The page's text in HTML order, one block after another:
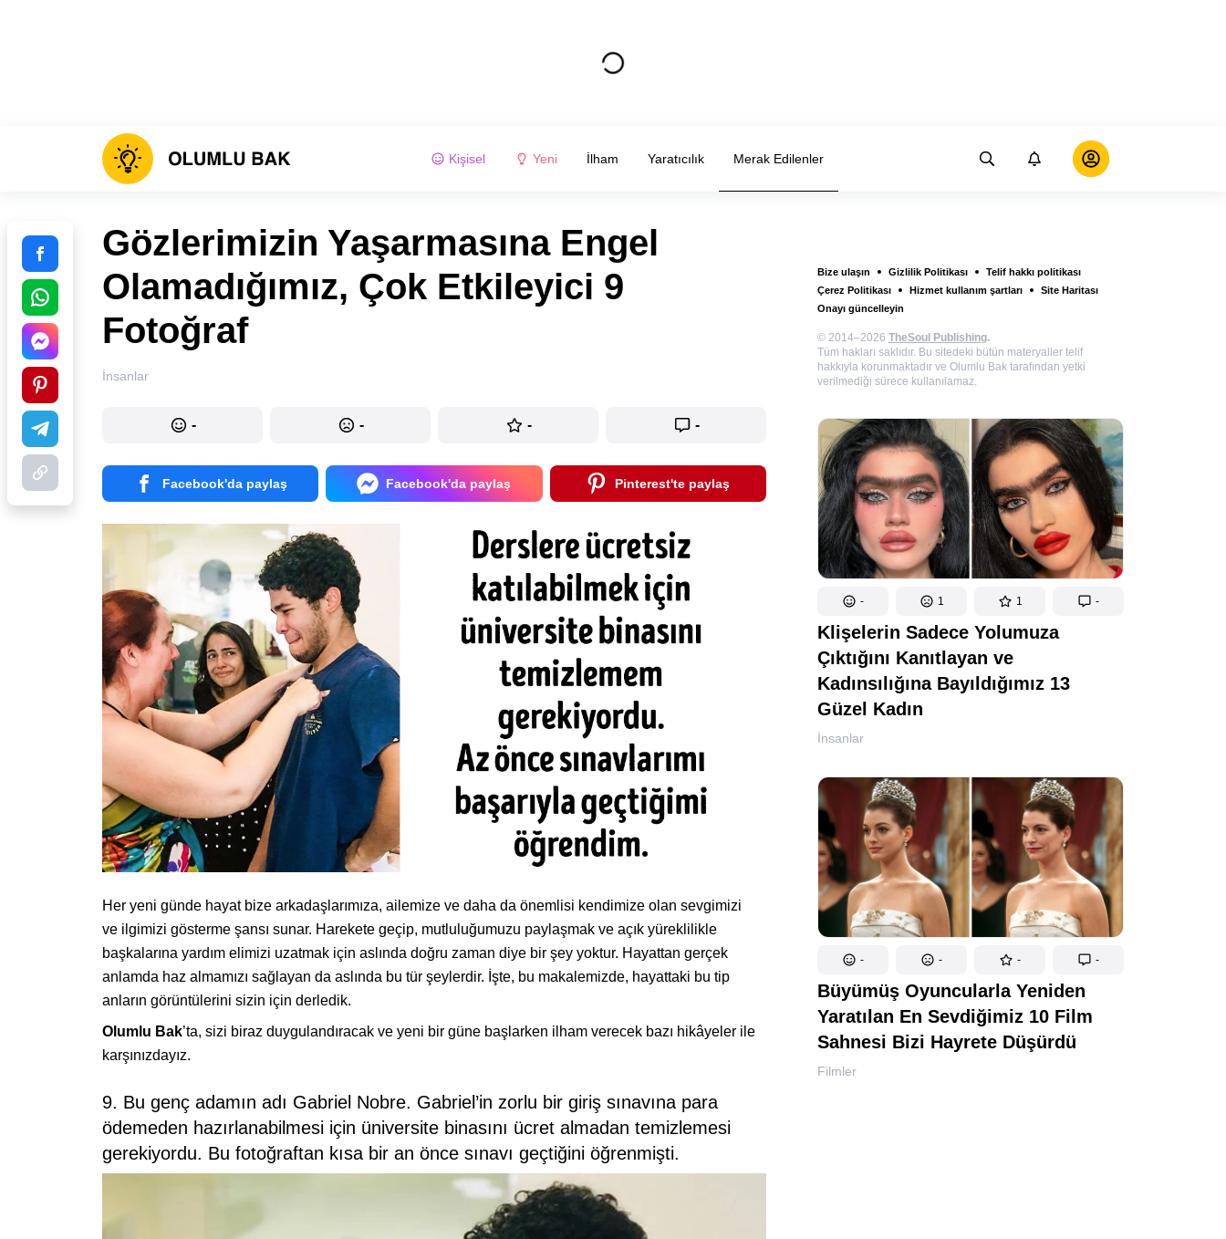
Kişisel Yeni İlham Yaratıcılık Merak Edilenler
Bize ulaşın Gizlilik Politikası
Telif hakkı politikası
Çerez Politikası
Hizmet kullanım şartları
Site Haritası
Onayı güncelleyin
© 2014–2026 TheSoul Publishing.
Tüm hakları saklıdır. Bu sitedeki bütün materyaller telif
hakkıyla korunmaktadır ve Olumlu Bak tarafından yetki
verilmediği sürece kullanılamaz.
- 1 1 -
Klişelerin Sadece Yolumuza
Çıktığını Kanıtlayan ve
Kadınsılığına Bayıldığımız 13
Güzel Kadın
İnsanlar
- - - -
Büyümüş Oyuncularla Yeniden
Yaratılan En Sevdiğimiz 10 Film
Sahnesi Bizi Hayrete Düşürdü
Filmler
Gözlerimizin Yaşarmasına Engel
Olamadığımız, Çok Etkileyici 9
Fotoğraf
İnsanlar
- - - -
Facebook'da paylaş Facebook'da paylaş Pinterest'te paylaş
Her yeni günde hayat bize arkadaşlarımıza, ailemize ve daha da önemlisi kendimize olan sevgimizi
ve ilgimizi gösterme şansı sunar. Harekete geçip, mutluluğumuzu paylaşmak ve açık yüreklilikle
başkalarına yardım elimizi uzatmak için aslında doğru zaman diye bir şey yoktur. Hayattan gerçek
anlamda haz almamızı sağlayan da aslında bu tür şeylerdir. İşte, bu makalemizde, hayattaki bu tip
anların görüntülerini sizin için derledik.
Olumlu Bak’ta, sizi biraz duygulandıracak ve yeni bir güne başlarken ilham verecek bazı hikâyeler ile
karşınızdayız.
9. Bu genç adamın adı Gabriel Nobre. Gabriel’in zorlu bir giriş sınavına para
ödemeden hazırlanabilmesi için üniversite binasını ücret almadan temizlemesi
gerekiyordu. Bu fotoğraftan kısa bir an önce sınavı geçtiğini öğrenmişti.